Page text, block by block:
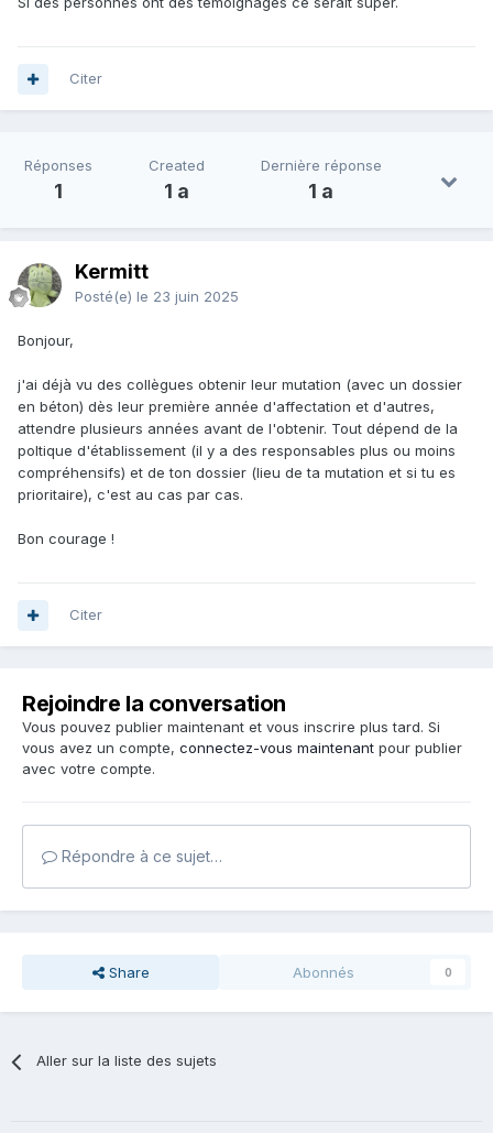
Citer
Réponses
1
Created
1 a
Dernière réponse
1 a
Kermitt
Posté(e) le 23 juin 2025
Bonjour,
j'ai déjà vu des collègues obtenir leur mutation (avec un dossier
en béton) dès leur première année d'affectation et d'autres,
attendre plusieurs années avant de l'obtenir. Tout dépend de la
poltique d'établissement (il y a des responsables plus ou moins
compréhensifs) et de ton dossier (lieu de ta mutation et si tu es
prioritaire), c'est au cas par cas.
Bon courage !
Citer
Rejoindre la conversation
Vous pouvez publier maintenant et vous inscrire plus tard. Si
vous avez un compte, connectez-vous maintenant pour publier
avec votre compte.
Répondre à ce sujet…
Share Abonnés 0
Aller sur la liste des sujets